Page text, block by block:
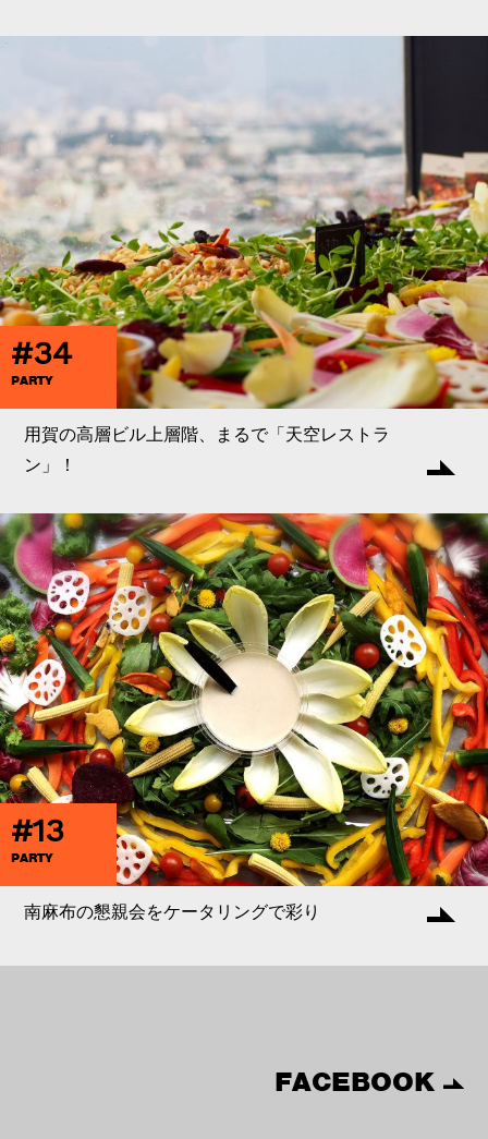
#34
PARTY
用賀の高層ビル上層階、まるで「天空レストラ
ン」！
#13
PARTY
南麻布の懇親会をケータリングで彩り
FACEBOOK